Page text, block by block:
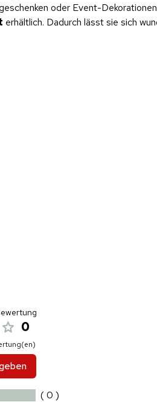
oder Event-
erhältlich. Dadurch lässt sie sich
0
( 0 )